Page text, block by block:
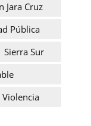
Jara Cruz
Pública
Sierra Sur
Violencia